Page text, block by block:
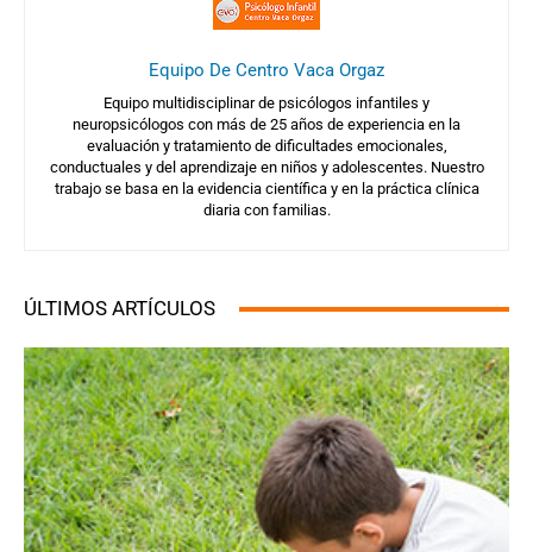
Equipo De Centro Vaca Orgaz
Equipo multidisciplinar de psicólogos infantiles y
neuropsicólogos con más de 25 años de experiencia en la
evaluación y tratamiento de dificultades emocionales,
conductuales y del aprendizaje en niños y adolescentes. Nuestro
trabajo se basa en la evidencia científica y en la práctica clínica
diaria con familias.
ÚLTIMOS ARTÍCULOS